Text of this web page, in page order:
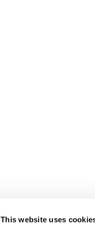
This website uses